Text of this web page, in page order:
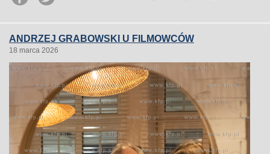
ANDRZEJ GRABOWSKI U FILMOWCÓW
18 marca 2026